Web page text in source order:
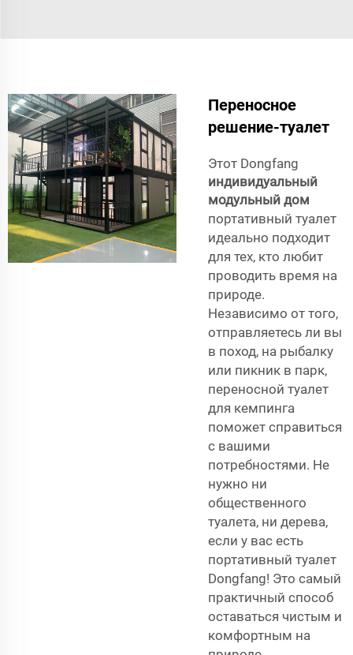
Переносное
решение-туалет
Этот Dongfang
индивидуальный
модульный дом
портативный туалет
идеально подходит
для тех, кто любит
проводить время на
природе.
Независимо от того,
отправляетесь ли вы
в поход, на рыбалку
или пикник в парк,
переносной туалет
для кемпинга
поможет справиться
с вашими
потребностями. Не
нужно ни
общественного
туалета, ни дерева,
если у вас есть
портативный туалет
Dongfang! Это самый
практичный способ
оставаться чистым и
комфортным на